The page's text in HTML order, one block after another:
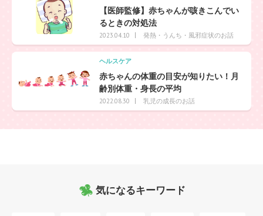
【医師監修】赤ちゃんが咳きこんでい
るときの対処法
2023.04.10 発熱・うんち・風邪症状のお話
ヘルスケア
赤ちゃんの体重の目安が知りたい！月
齢別体重・身長の平均
2022.08.30 乳児の成長のお話
気になるキーワード